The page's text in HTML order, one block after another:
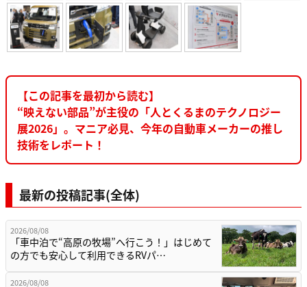
【この記事を最初から読む】
“映えない部品”が主役の「人とくるまのテクノロジー
展2026」。マニア必見、今年の自動車メーカーの推し
技術をレポート！
最新の投稿記事(全体)
2026/08/08
「車中泊で“高原の牧場”へ行こう！」はじめて
の方でも安心して利用できるRVパ…
2026/08/08